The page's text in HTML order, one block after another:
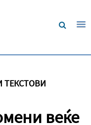
ТЕКСТОВИ
веќе